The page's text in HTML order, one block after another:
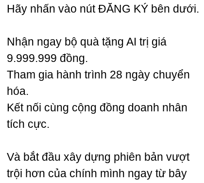
Hãy nhấn vào nút ĐĂNG KÝ bên dưới.
Nhận ngay bộ quà tặng AI trị giá
9.999.999 đồng.
Tham gia hành trình 28 ngày chuyển
hóa.
Kết nối cùng cộng đồng doanh nhân
tích cực.
Và bắt đầu xây dựng phiên bản vượt
trội hơn của chính mình ngay từ bây